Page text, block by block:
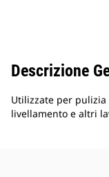
Descrizione
Utilizzate per
livellamento e altri